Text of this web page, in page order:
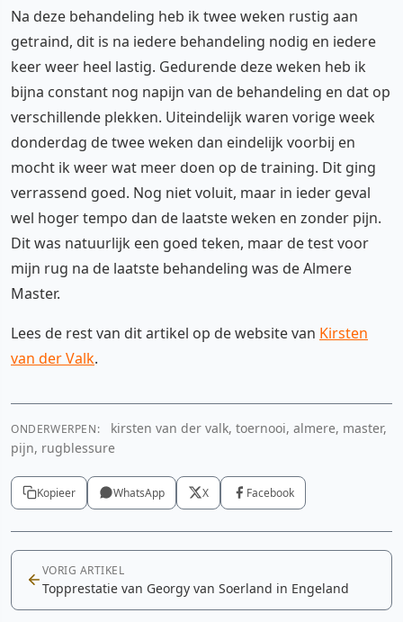
Na deze behandeling heb ik twee weken rustig aan
getraind, dit is na iedere behandeling nodig en iedere
keer weer heel lastig. Gedurende deze weken heb ik
bijna constant nog napijn van de behandeling en dat op
verschillende plekken. Uiteindelijk waren vorige week
donderdag de twee weken dan eindelijk voorbij en
mocht ik weer wat meer doen op de training. Dit ging
verrassend goed. Nog niet voluit, maar in ieder geval
wel hoger tempo dan de laatste weken en zonder pijn.
Dit was natuurlijk een goed teken, maar de test voor
mijn rug na de laatste behandeling was de Almere
Master.
Lees de rest van dit artikel op de website van Kirsten
van der Valk.
ONDERWERPEN:
kirsten van der valk, toernooi, almere, master,
pijn, rugblessure
Kopieer WhatsApp X Facebook
VORIG ARTIKEL
Topprestatie van Georgy van Soerland in Engeland